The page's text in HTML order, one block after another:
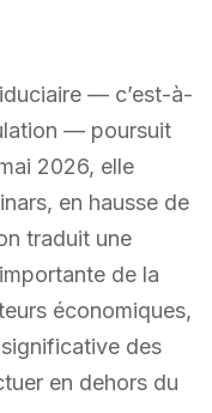
— c’est-à-
— poursuit
2026, elle
en hausse de
traduit une
de la
économiques,
des
en dehors du